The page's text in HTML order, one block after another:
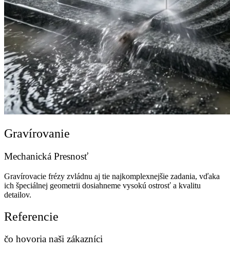
Gravírovanie
Mechanická Presnosť
Gravírovacie frézy zvládnu aj tie najkomplexnejšie zadania, vďaka
ich špeciálnej geometrii dosiahneme vysokú ostrosť a kvalitu
detailov.
Referencie
čo hovoria naši zákazníci